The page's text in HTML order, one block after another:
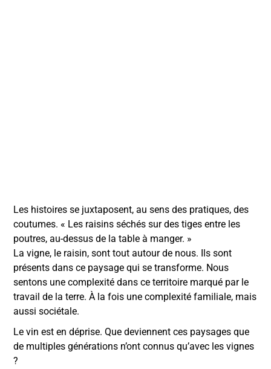
Les histoires se juxtaposent, au sens des pratiques, des
coutumes. « Les raisins séchés sur des tiges entre les
poutres, au-dessus de la table à manger. »
La vigne, le raisin, sont tout autour de nous. Ils sont
présents dans ce paysage qui se transforme. Nous
sentons une complexité dans ce territoire marqué par le
travail de la terre. À la fois une complexité familiale, mais
aussi sociétale.
Le vin est en déprise. Que deviennent ces paysages que
de multiples générations n’ont connus qu’avec les vignes
?